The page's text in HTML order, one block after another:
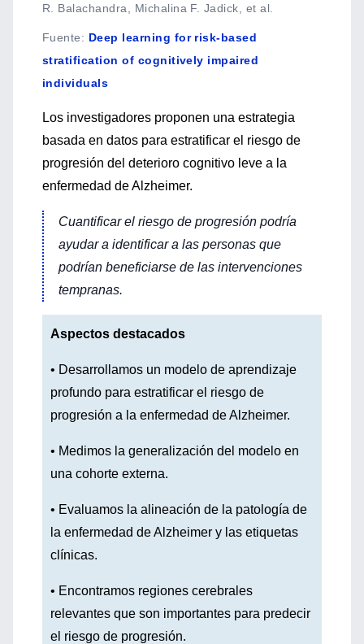
R. Balachandra, Michalina F. Jadick, et al.
Fuente: Deep learning for risk-based
stratification of cognitively impaired
individuals
Los investigadores proponen una estrategia
basada en datos para estratificar el riesgo de
progresión del deterioro cognitivo leve a la
enfermedad de Alzheimer.
Cuantificar el riesgo de progresión podría
ayudar a identificar a las personas que
podrían beneficiarse de las intervenciones
tempranas.
Aspectos destacados
• Desarrollamos un modelo de aprendizaje
profundo para estratificar el riesgo de
progresión a la enfermedad de Alzheimer.
• Medimos la generalización del modelo en
una cohorte externa.
• Evaluamos la alineación de la patología de
la enfermedad de Alzheimer y las etiquetas
clínicas.
• Encontramos regiones cerebrales
relevantes que son importantes para predecir
el riesgo de progresión.